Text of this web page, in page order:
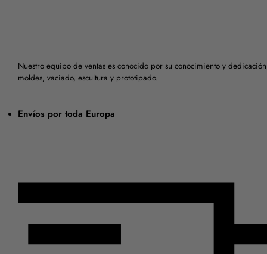
Nuestro equipo de ventas es conocido por su conocimiento y
moldes, vaciado, escultura y prototipado.
Envíos por toda Europa